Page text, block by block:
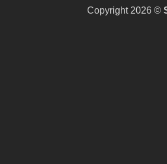
Copyright 2026 ©